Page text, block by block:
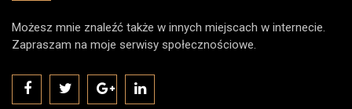
Możesz mnie znaleźć także w innych miejscach w internecie.
Zapraszam na moje serwisy społecznościowe.